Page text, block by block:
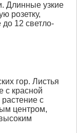
Длинные узкие
розетку,
12 светло-
гор. Листья
с красной
с
центром,